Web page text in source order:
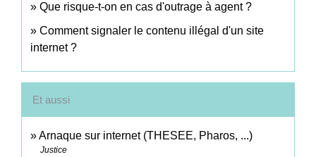
Que risque-t-on en cas d'outrage à agent ?
Comment signaler le contenu illégal d'un site
internet ?
Et aussi
Arnaque sur internet (THESEE, Pharos, ...)
Justice